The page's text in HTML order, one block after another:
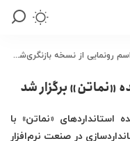
رونمایی از نسخه بازنگری‌شده «نماتن» برگزار شد
«نماتن» برگزار شد
استانداردهای «نماتن» با
در صنعت نرم‌افزار